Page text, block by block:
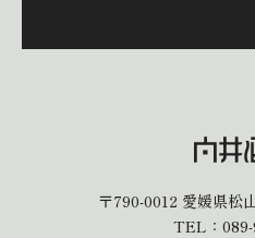
〒790-0012 愛媛県松
TEL：